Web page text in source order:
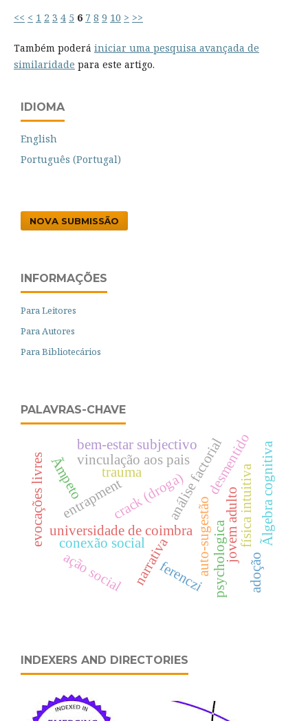
<< < 1 2 3 4 5 6 7 8 9 10 > >>
Também poderá iniciar uma pesquisa avançada de
similaridade para este artigo.
IDIOMA
English
Português (Portugal)
NOVA SUBMISSÃO
INFORMAÇÕES
Para Leitores
Para Autores
Para Bibliotecários
PALAVRAS-CHAVE
auto-sugestão
universidade de coimbra psychologica
análise factorial
narrativa
entrapment
evocações livres crack (droga)
conexão social
vinculação aos pais
ação social
jovem adulto
ferenczi
trauma desmentido
bem-estar subjectivo
física intuitiva
Ãmpeto Ãlgebra cognitiva
adoção
INDEXERS AND DIRECTORIES